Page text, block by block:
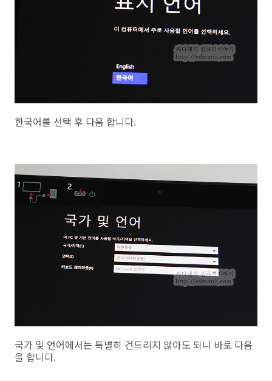
한국어를 선택 후 다음 합니다.
국가 및 언어에서는 특별히 건드리지 않아도 되니 바로 다음
을 합니다.